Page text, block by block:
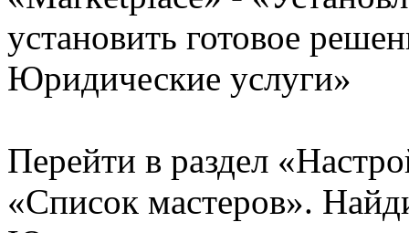
установить готовое
Юридические услуги»
Перейти в раздел
«Список мастеров».